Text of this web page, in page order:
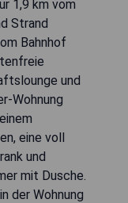
1,9 km vom
Strand
Bahnhof
und
Wohnung
eine voll
und
mit Dusche.
der Wohnung